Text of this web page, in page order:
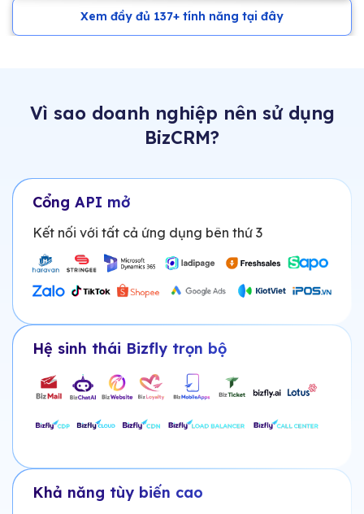
Xem đầy đủ 137+ tính năng tại đây
Vì sao doanh nghiệp nên sử dụng
BizCRM?
Cổng API mở
Kết nối với tất cả ứng dụng bên thứ 3
Hệ sinh thái Bizfly trọn bộ
Khả năng tùy biến cao